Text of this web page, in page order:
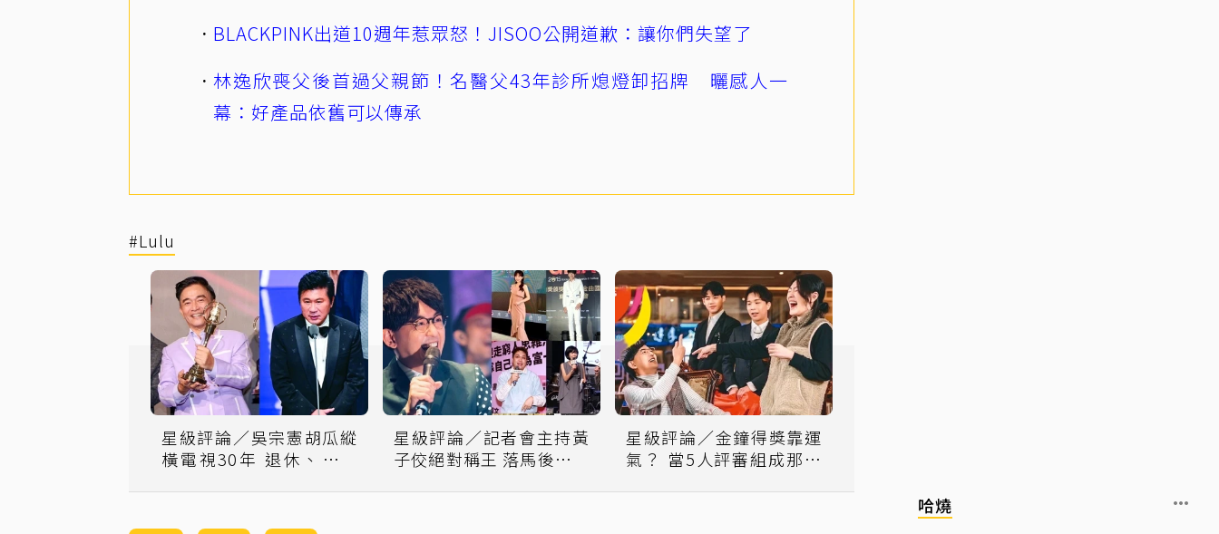
BLACKPINK出道10週年惹眾怒！JISOO公開道歉：讓你們失望了
林逸欣喪父後首過父親節！名醫父43年診所熄燈卸招牌 曬感人一
幕：好產品依舊可以傳承
#Lulu
星級評論／吳宗憲胡瓜縱
橫電視30年 退休、交棒
星級評論／記者會主持黃
子佼絕對稱王 落馬後牌局
星級評論／金鐘得獎靠運
氣？ 當5人評審組成那刻
哈燒